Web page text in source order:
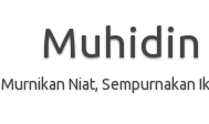
Muhidin
Murnikan Niat, Sempurnakan